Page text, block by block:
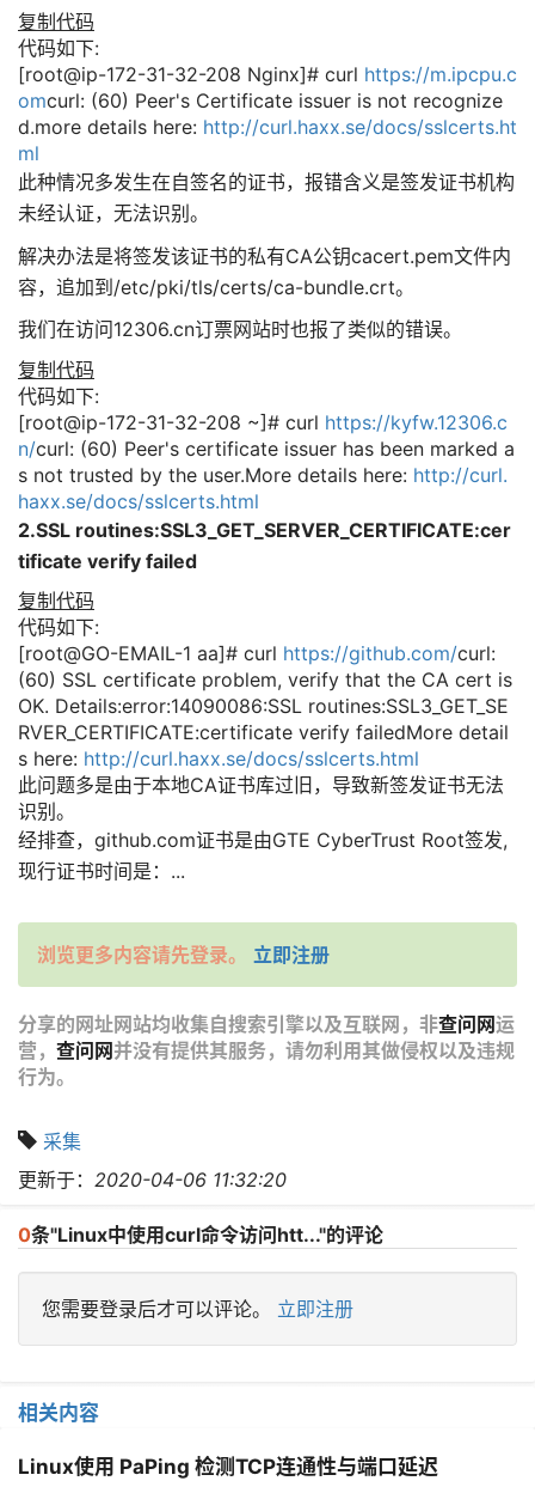
复制代码
代码如下:
[root@ip-172-31-32-208 Nginx]# curl https://m.ipcpu.c
omcurl: (60) Peer's Certificate issuer is not recognize
d.more details here: http://curl.haxx.se/docs/sslcerts.ht
ml
此种情况多发生在自签名的证书，报错含义是签发证书机构
未经认证，无法识别。
解决办法是将签发该证书的私有CA公钥cacert.pem文件内
容，追加到/etc/pki/tls/certs/ca-bundle.crt。
我们在访问12306.cn订票网站时也报了类似的错误。
复制代码
代码如下:
[root@ip-172-31-32-208 ~]# curl https://kyfw.12306.c
n/curl: (60) Peer's certificate issuer has been marked a
s not trusted by the user.More details here: http://curl.
haxx.se/docs/sslcerts.html
2.SSL routines:SSL3_GET_SERVER_CERTIFICATE:cer
tificate verify failed
复制代码
代码如下:
[root@GO-EMAIL-1 aa]# curl https://github.com/curl:
(60) SSL certificate problem, verify that the CA cert is
OK. Details:error:14090086:SSL routines:SSL3_GET_SE
RVER_CERTIFICATE:certificate verify failedMore detail
s here: http://curl.haxx.se/docs/sslcerts.html
此问题多是由于本地CA证书库过旧，导致新签发证书无法
识别。
经排查，github.com证书是由GTE CyberTrust Root签发,
现行证书时间是：...
浏览更多内容请先登录。 立即注册
分享的网址网站均收集自搜索引擎以及互联网，非查问网运
营， 查问网并没有提供其服务，请勿利用其做侵权以及违规
行为。
采集
更新于： 2020-04-06 11:32:20
0条"Linux中使用curl命令访问htt..."的评论
您需要登录后才可以评论。 立即注册
相关内容
Linux使用 PaPing 检测TCP连通性与端口延迟